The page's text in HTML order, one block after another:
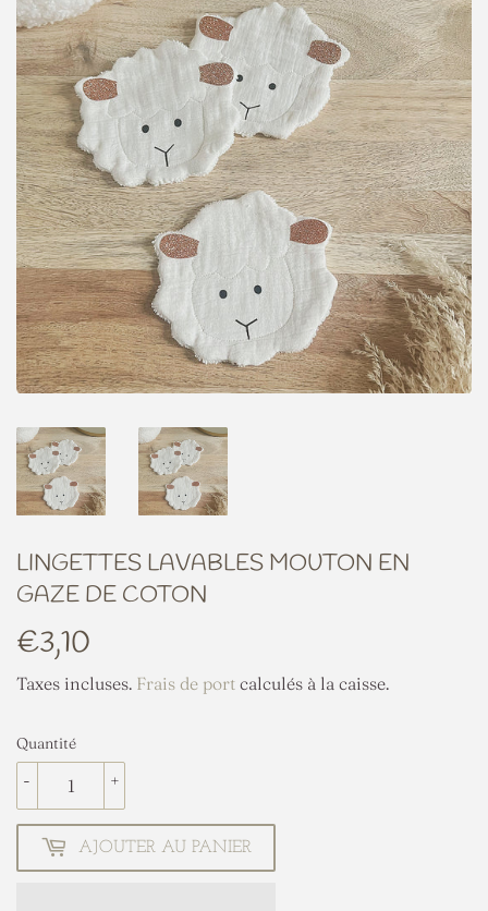
LINGETTES LAVABLES MOUTON EN
GAZE DE COTON
€3,10
Taxes incluses. Frais de port calculés à la caisse.
Quantité
+
-
AJOUTER AU PANIER